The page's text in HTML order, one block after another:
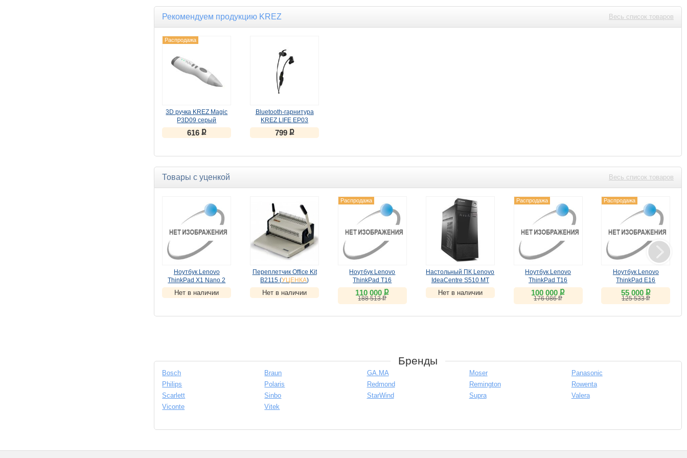
Весь список товаров
Рекомендуем продукцию KREZ
Распродажа
3D ручка KREZ Magic
P3D09 серый
616 ք
Bluetooth-гарнитура
KREZ LIFE EP03
черный
799 ք
Весь список товаров
Товары с уценкой
Ноутбук Lenovo
ThinkPad X1 Nano 2
(21E8001MRT) Pro
(УЦЕНКА)
Нет в наличии
Переплетчик Office Kit
B2115 (УЦЕНКА)
Нет в наличии
Распродажа
Ноутбук Lenovo
ThinkPad T16
(21HH0052RT)
(УЦЕНКА)
110 000ք
188 513ք
Настольный ПК Lenovo
IdeaCentre S510 MT
(10KW003FRU)
(УЦЕНКА)
Нет в наличии
Распродажа
Ноутбук Lenovo
ThinkPad T16
(21BV006ERT)
(УЦЕНКА)
100 000ք
176 086ք
Распродажа
Ноутбук Lenovo
ThinkPad E16
(21JN009KRT)
(УЦЕНКА)
55 000 ք
125 533ք
Бренды
Bosch Braun GA.MA Moser
Panasonic
Philips
Polaris Redmond Remington
Rowenta
Scarlett
Sinbo StarWind Supra
Valera
Viconte
Vitek